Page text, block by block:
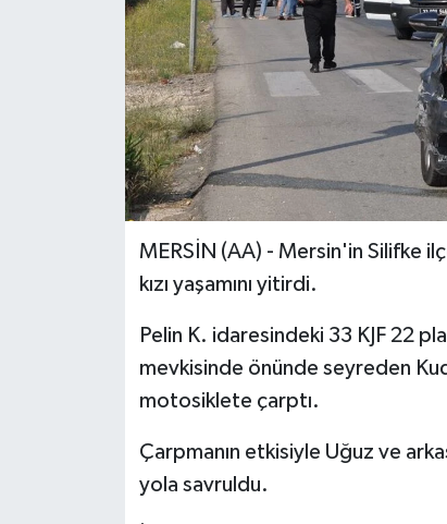
MERSİN (AA) - Mersin'in Silifke
kızı yaşamını yitirdi.
Pelin K. idaresindeki 33 KJF 22
mevkisinde önünde seyreden
motosiklete çarptı.
Çarpmanın etkisiyle Uğuz ve
yola savruldu.